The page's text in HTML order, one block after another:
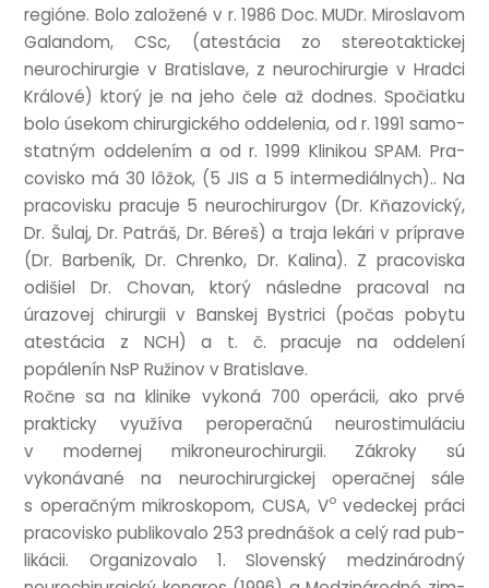
regióne. Bolo založené v r. 1986 Doc. MUDr. Mirosla­vom
Galan­dom, CSc, (atestá­cia zo ste­reo­tak­tick­ej
neurochirur­gie v Brat­is­lave, z neurochirur­gie v Hradci
Králové) ktorý je na jeho čele až dodnes. Spoči­atku
bolo úsekom chirur­gick­ého oddel­enia, od r. 1991 sam­o­
stat­ným oddelením a od r. 1999 Klinikou SPAM. Pra­
cov­isko má 30 lôžok, (5 JIS a 5 inter­mediál­nych).. Na
pra­cov­isku prac­uje 5 neurochirur­gov (Dr. Kňazovický,
Dr. Šulaj, Dr. Patráš, Dr. Béreš) a traja lekári v prí­prave
(Dr. Barbeník, Dr. Chren­ko, Dr. Kalina). Z pra­cov­iska
odišiel Dr. Chovan, ktorý následne pra­co­v­al na
úrazovej chirur­gii v Banskej Bystrici (počas pobytu
atestá­cia z NCH) a t. č. prac­uje na oddelení
popálenín NsP Ružinov v Bratislave.
Ročne sa na klinike vykoná 700 oper­á­cii, ako prvé
prak­ticky využíva per­op­er­ačnú neur­ostim­ulá­ciu
v mod­ernej mik­roneurochirur­gii. Zák­roky sú
vykonávané na neurochirur­gick­ej oper­ačnej sále
s oper­ačným mik­rosko­pom, CUSA, Vovedeck­ej práci
pra­cov­isko pub­likovalo 253 pred­nášok a celý rad pub­
liká­cii. Organizovalo 1. Slov­enský medz­inárod­ný